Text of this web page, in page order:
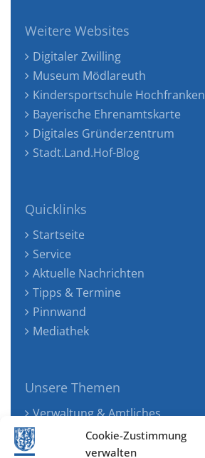
Cookie-Zustimmung
verwalten
Weitere Websites
Digitaler Zwilling
Museum Mödlareuth
Kindersportschule Hochfranken
Bayerische Ehrenamtskarte
Digitales Gründerzentrum
Stadt.Land.Hof-Blog
Quicklinks
Startseite
Service
Aktuelle Nachrichten
Tipps & Termine
Pinnwand
Mediathek
Unsere Themen
Verwaltung & Amtliches
Jugend, Familie & Gesundheit
Tourismus, Freizeit & Ökologie